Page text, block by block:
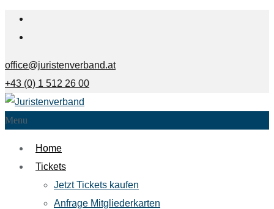
office@juristenverband.at
+43 (0) 1 512 26 00
Menu
Home
Tickets
Jetzt Tickets kaufen
Anfrage Mitgliederkarten